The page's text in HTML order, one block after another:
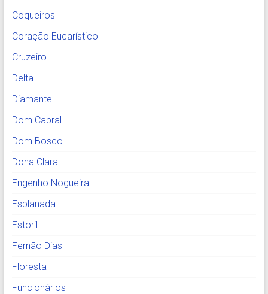
Coqueiros
Coração Eucarístico
Cruzeiro
Delta
Diamante
Dom Cabral
Dom Bosco
Dona Clara
Engenho Nogueira
Esplanada
Estoril
Fernão Dias
Floresta
Funcionários